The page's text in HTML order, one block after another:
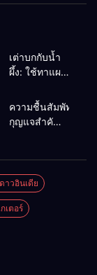
เต่าบกกับน้ำ
ผึ้ง: ใช้ทาแผล
ดื่มได้ไหม?
ความชื้นสัมพัทธ์:
กุญแจสำคัญ
าวอินเดีย
เตอร์